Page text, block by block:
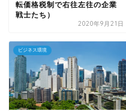
転価格税制で右往左往の企業
戦士たち）
2020年9月21日
ビジネス環境